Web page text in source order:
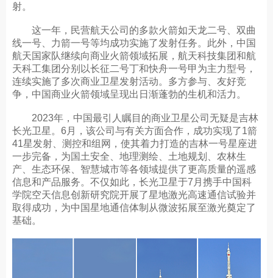
射。
这一年，民营航天公司的多款火箭如天龙二号、双曲
线一号、力箭一号等均成功实施了发射任务。此外，中国
航天国家队继续向商业火箭领域拓展，航天科技集团和航
天科工集团分别以长征二号丁和快舟一号甲为主力型号，
连续实施了多次商业卫星发射活动。多方参与、友好竞
争，中国商业火箭领域呈现出日渐蓬勃的生机和活力。
2023年，中国最引人瞩目的商业卫星公司无疑是吉林
长光卫星。6月，该公司与有关方面合作，成功实现了1箭
41星发射、测控和组网，使其着力打造的吉林一号星座进
一步完备，为国土安全、地理测绘、土地规划、农林生
产、生态环保、智慧城市等各领域提供了更高质量的遥感
信息和产品服务。不仅如此，长光卫星于7月携手中国科
学院空天信息创新研究院开展了星地激光高速通信试验并
取得成功，为中国星地通信体制从微波拓展至激光奠定了
基础。